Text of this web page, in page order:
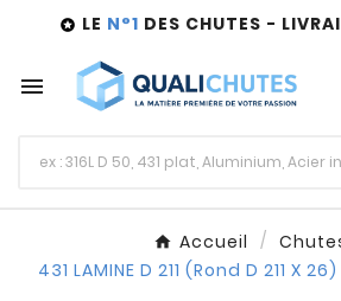
 LE N°1 DES CHUTES -

Accueil
431 LAMINE D 211 (Rond D 211 X